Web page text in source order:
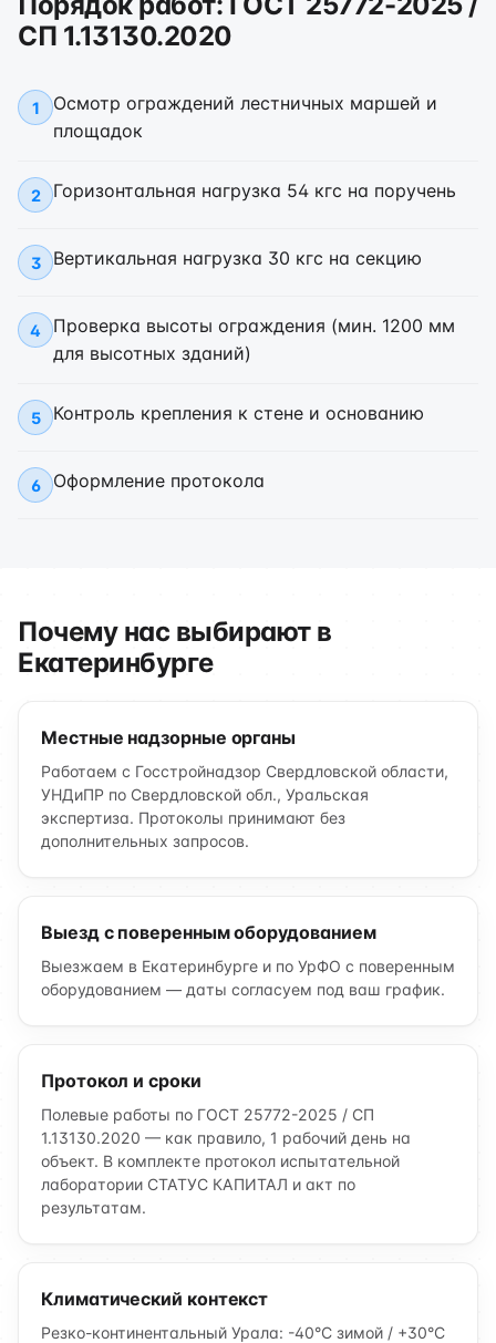
СП 1.13130.2020
1
Осмотр ограждений лестничных маршей и
площадок
2 Горизонтальная нагрузка 54 кгс на поручень
3 Вертикальная нагрузка 30 кгс на секцию
4
Проверка высоты ограждения (мин. 1200 мм
для высотных зданий)
5 Контроль крепления к стене и основанию
6 Оформление протокола
Почему нас выбирают в
Екатеринбурге
Местные надзорные органы
Работаем с Госстройнадзор Свердловской области,
УНДиПР по Свердловской обл., Уральская
экспертиза. Протоколы принимают без
дополнительных запросов.
Выезд с поверенным оборудованием
Выезжаем в Екатеринбурге и по УрФО с поверенным
оборудованием — даты согласуем под ваш график.
Протокол и сроки
Полевые работы по ГОСТ 25772-2025 / СП
1.13130.2020 — как правило, 1 рабочий день на
объект. В комплекте протокол испытательной
лаборатории СТАТУС КАПИТАЛ и акт по
результатам.
Климатический контекст
Резко-континентальный Урала: -40°C зимой / +30°C